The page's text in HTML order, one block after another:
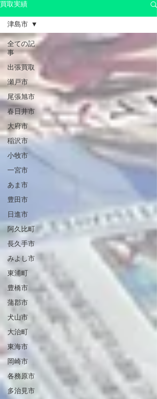
買取実績
全ての記
事
出張買取
瀬戸市
尾張旭市
春日井市
大府市
稲沢市
小牧市
一宮市
あま市
豊田市
日進市
阿久比町
長久手市
みよし市
東浦町
豊橋市
蒲郡市
犬山市
大治町
東海市
岡崎市
各務原市
多治見市
津島市